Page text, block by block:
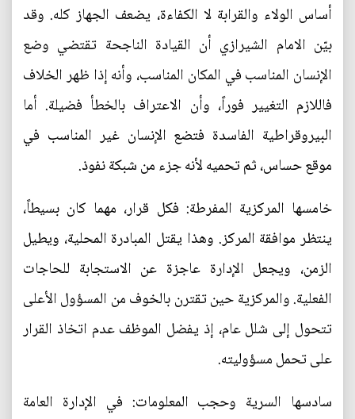
أساس الولاء والقرابة لا الكفاءة، يضعف الجهاز كله. وقد
بيّن الامام الشيرازي أن القيادة الناجحة تقتضي وضع
الإنسان المناسب في المكان المناسب، وأنه إذا ظهر الخلاف
فاللازم التغيير فوراً، وأن الاعتراف بالخطأ فضيلة. أما
البيروقراطية الفاسدة فتضع الإنسان غير المناسب في
موقع حساس، ثم تحميه لأنه جزء من شبكة نفوذ.
خامسها المركزية المفرطة: فكل قرار، مهما كان بسيطاً،
ينتظر موافقة المركز. وهذا يقتل المبادرة المحلية، ويطيل
الزمن، ويجعل الإدارة عاجزة عن الاستجابة للحاجات
الفعلية. والمركزية حين تقترن بالخوف من المسؤول الأعلى
تتحول إلى شلل عام، إذ يفضل الموظف عدم اتخاذ القرار
على تحمل مسؤوليته.
سادسها السرية وحجب المعلومات: في الإدارة العامة